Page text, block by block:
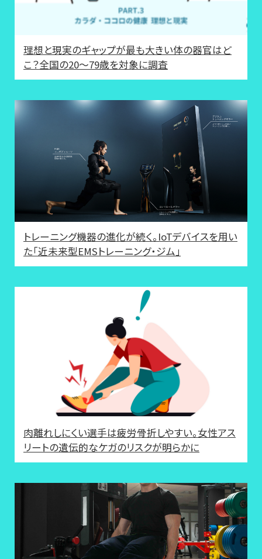
理想と現実のギャップが最も大きい体の器官はど
こ？全国の20～79歳を対象に調査
トレーニング機器の進化が続く。IoTデバイスを用い
た「近未来型EMSトレーニング・ジム」
肉離れしにくい選手は疲労骨折しやすい。女性アス
リートの遺伝的なケガのリスクが明らかに